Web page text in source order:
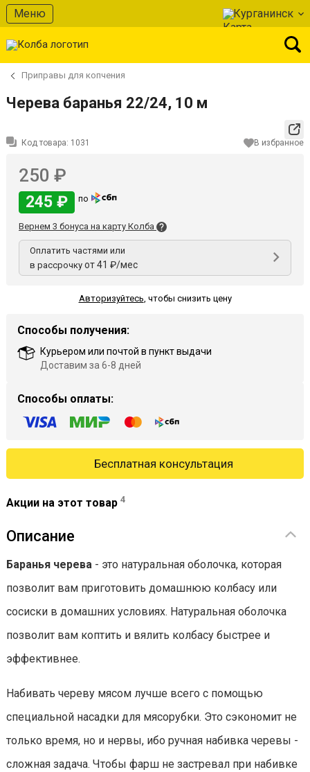
Меню Курганинск
Приправы для копчения
Черева баранья 22/24, 10 м
Код товара: 1031 В избранное
250 ₽
245 ₽ по
Вернем 3 бонуса на карту Колба
Оплатить частями или
в рассрочку от 41 ₽/мес
Авторизуйтесь, чтобы снизить цену
Способы получения:
Курьером или почтой в пункт выдачи
Доставим за 6-8 дней
Способы оплаты:
Бесплатная консультация
Акции на этот товар 4
Описание
Баранья черева - это натуральная оболочка, которая
позволит вам приготовить домашнюю колбасу или
сосиски в домашних условиях. Натуральная оболочка
позволит вам коптить и вялить колбасу быстрее и
эффективнее.
Набивать череву мясом лучше всего с помощью
специальной насадки для мясорубки. Это сэкономит не
только время, но и нервы, ибо ручная набивка черевы -
сложная задача. Чтобы фарш не застревал при набивке